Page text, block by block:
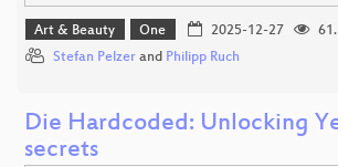
Art & Beauty One 2025-12-27
Stefan Pelzer and Philipp Ruch
Die Hardcoded: Unlocking
secrets